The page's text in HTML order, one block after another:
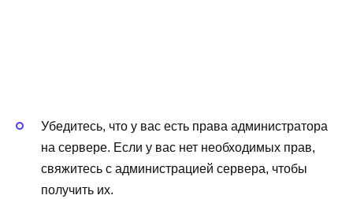
Убедитесь, что у вас есть права администратора
на сервере. Если у вас нет необходимых прав,
свяжитесь с администрацией сервера, чтобы
получить их.